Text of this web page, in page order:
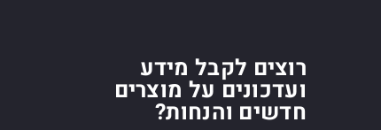
רוצים לקבל מידע
ועדכונים על מוצרים
חדשים והנחות?